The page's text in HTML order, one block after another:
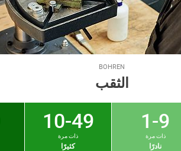
BOHREN
الثقب
1-9
ذات مرة
نادرًا
10-49
ذات مرة
كثيرًا